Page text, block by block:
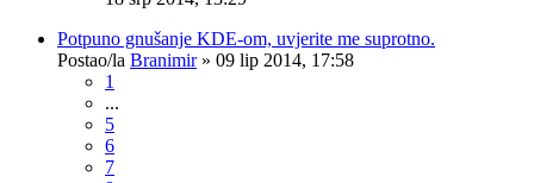
Potpuno gnušanje KDE-om, uvjerite me suprotno.
Postao/la Branimir» 09 lip 2014, 17:58
1
...
5
6
7